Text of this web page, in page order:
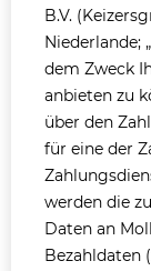
B.V.
Niederlande;
dem Zweck
anbieten zu
über den
für eine der
werden die
Daten an
Bezahldaten